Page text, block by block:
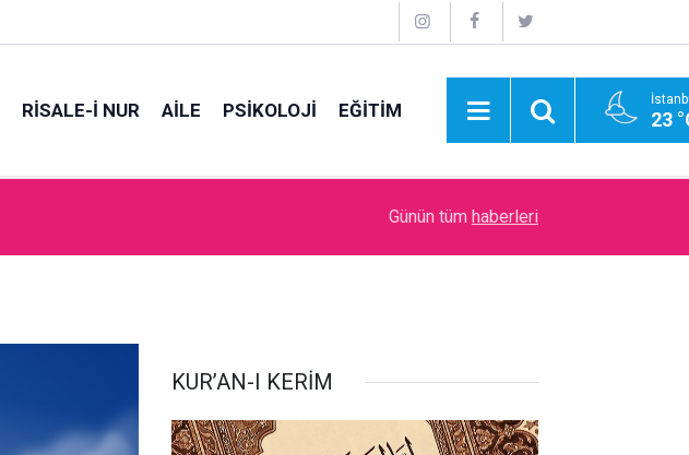
RİSALE-İ NUR AİLE PSİKOLOJİ EĞİTİM 23
İdare Etme Sanatı
Günün tüm haberleri
KUR’AN-I KERİM